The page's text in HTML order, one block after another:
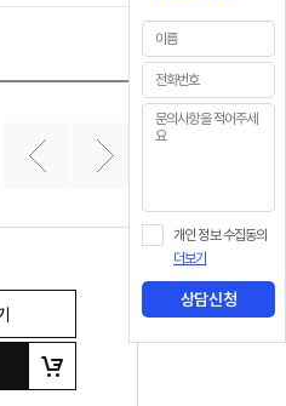
개인 정보 수집동의
더보기
상담신청